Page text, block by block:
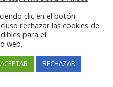
A MEDIDA
clic en el botón
rechazar las cookies de
para el
web.
ACEPTAR RECHAZAR